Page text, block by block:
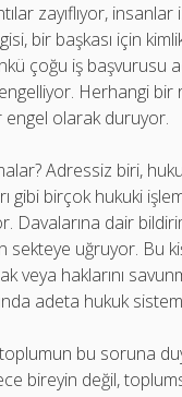
zayıflıyor,
bir başkası için
çoğu iş başvurusu
Herhangi bir
engel olarak duruyor.
Adressiz biri,
gibi birçok hukuki
Davalarına dair
sekteye uğruyor. Bu
veya haklarını
adeta hukuk
toplumun bu soruna
bireyin değil,